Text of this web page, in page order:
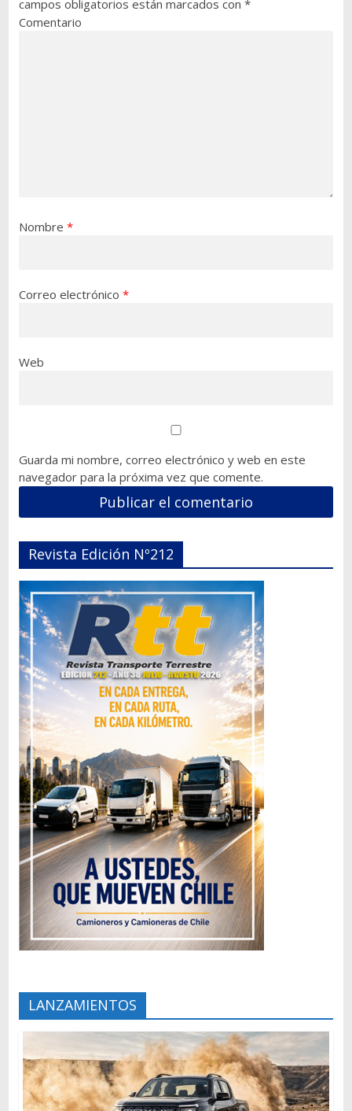
campos obligatorios están marcados con *
Comentario
Nombre *
Correo electrónico *
Web
Guarda mi nombre, correo electrónico y web en este
navegador para la próxima vez que comente.
Revista Edición Nº212
LANZAMIENTOS